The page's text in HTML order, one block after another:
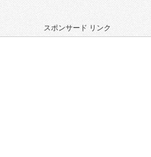
スポンサード リンク